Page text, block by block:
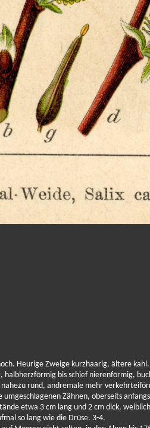
Heurige Zweige kurzhaarig, ältere
halbherzförmig bis schief nierenförmig,
rund, andremale mehr
Zähnen, oberseits
etwa 3 cm lang und 2 cm dick,
so lang wie die Drüse. 3-4.